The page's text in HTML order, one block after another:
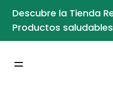
Descubre la Tienda
Productos